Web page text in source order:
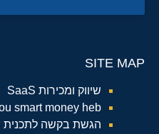
SITE MAP
שיווק ומכירות SaaS
smart money heb
הגשת בקשה לתכנית